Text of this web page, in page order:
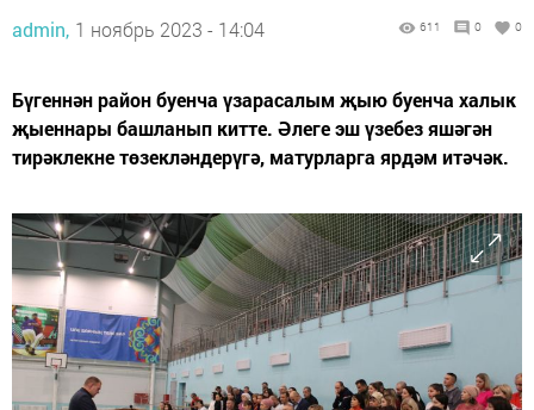
admin, 1 ноябрь 2023 - 14:04 611 0 0
Бүгеннән район буенча үзарасалым җыю буенча халык
җыеннары башланып китте. Әлеге эш үзебез яшәгән
тирәклекне төзекләндерүгә, матурларга ярдәм итәчәк.